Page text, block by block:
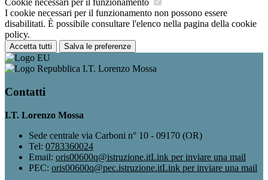
Cookie necessari per il funzionamento
I cookie necessari per il funzionamento non possono essere
disabilitati. È possibile consultare l'elenco nella pagina della cookie
policy.
Accetta tutti Salva le preferenze
I.T. Lorenzo Mossa
Contatti
I.T. Lorenzo Mossa
Sede centrale via Carboni n° 10 - 09170 (OR)
Tel: 0783360024
Email: oris00600q@istruzione.itLink per inviare una mail
PEC: oris00600q@pec.istruzione.itLink per inviare una mail